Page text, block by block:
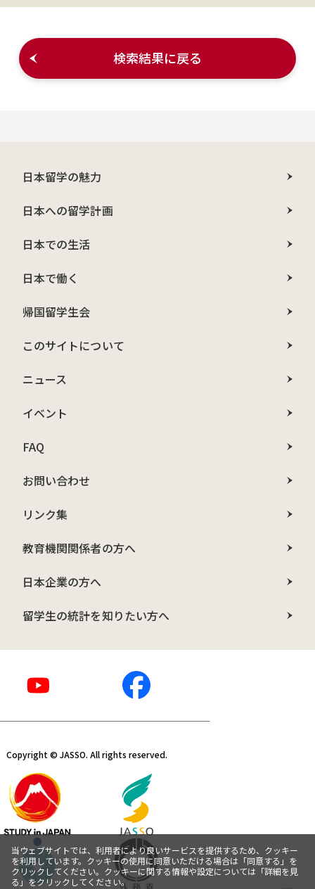
検索結果に戻る
日本留学の魅力
日本への留学計画
日本での生活
日本で働く
帰国留学生会
このサイトについて
ニュース
イベント
FAQ
お問い合わせ
リンク集
教育機関関係者の方へ
日本企業の方へ
留学生の統計を知りたい方へ
Copyright © JASSO. All rights reserved.
当ウェブサイトでは、利用者により良いサービスを提供するため、クッキー
を利用しています。クッキーの使用に同意いただける場合は「同意する」を
クリックしてください。クッキーに関する情報や設定については「詳細を見
る」をクリックしてください。